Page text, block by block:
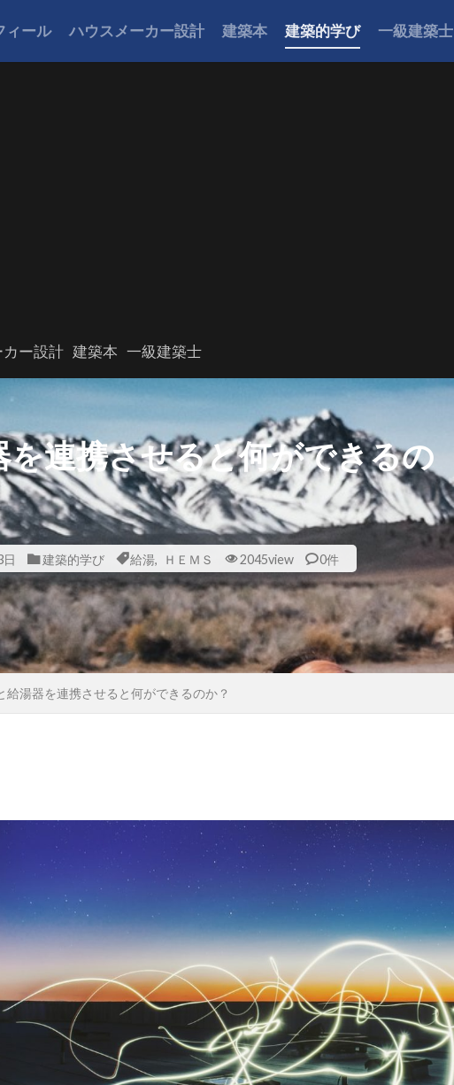
ィール ハウスメーカー設計 建築本 建築的学び 一級建築士
ー設計 建築本 一級建築士
を連携させると何ができるの
建築的学び 給湯 ＨＥＭＳ 2045view 0件
給湯器を連携させると何ができるのか？